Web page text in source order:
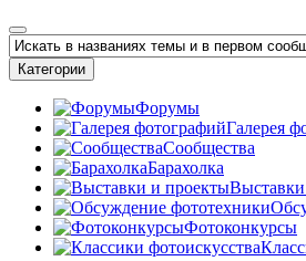
Категории
Форумы
Галерея
Сообщества
Барахолка
Фотоконкурсы